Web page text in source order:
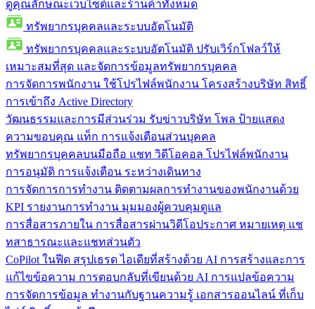
ดูคุณลักษณะเว็บไซต์และร้านค้าทั้งหมด
ทรัพยากรบุคคลและระบบอัตโนมัติ
ทรัพยากรบุคคลและระบบอัตโนมัติ ปรับเวิร์กโฟลว์ให้
เหมาะสมที่สุด และจัดการข้อมูลทรัพยากรบุคคล
การจัดการพนักงาน ใช้โปรไฟล์พนักงาน โครงสร้างบริษัท สิทธิ์
การเข้าถึง Active Directory
วัฒนธรรมและการมีส่วนร่วม รับข่าวบริษัท โพล ป้ายแสดง
ความขอบคุณ แท็ก การแจ้งเตือนส่วนบุคคล
ทรัพยากรบุคคลบนมือถือ แชท วิดีโอคอล โปรไฟล์พนักงาน
การอนุมัติ การแจ้งเตือน ระหว่างเดินทาง
การจัดการการทำงาน ติดตามผลการทำงานของพนักงานด้วย
KPI รายงานการทำงาน มุมมองผู้ควบคุมดูแล
การสื่อสารภายใน การสื่อสารผ่านวิดีโอประกาศ หมายเหตุ แช
ทสาธารณะและแชทส่วนตัว
CoPilot ในฟีด สรุปเธรด ไอเดียที่สร้างด้วย AI การสร้างและการ
แก้ไขข้อความ การตอบกลับที่เขียนด้วย AI การแปลข้อความ
การจัดการข้อมูล ทำงานกับฐานความรู้ เอกสารออนไลน์ ที่เก็บ